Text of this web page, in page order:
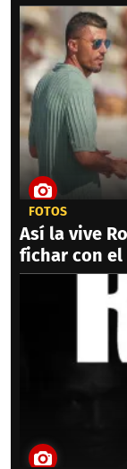
FOTOS
Así la vive
fichar con el